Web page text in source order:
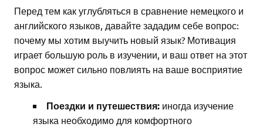
Перед тем как углубляться в сравнение немецкого и
английского языков, давайте зададим себе вопрос:
почему мы хотим выучить новый язык? Мотивация
играет большую роль в изучении, и ваш ответ на этот
вопрос может сильно повлиять на ваше восприятие
языка.
Поездки и путешествия: иногда изучение
языка необходимо для комфортного